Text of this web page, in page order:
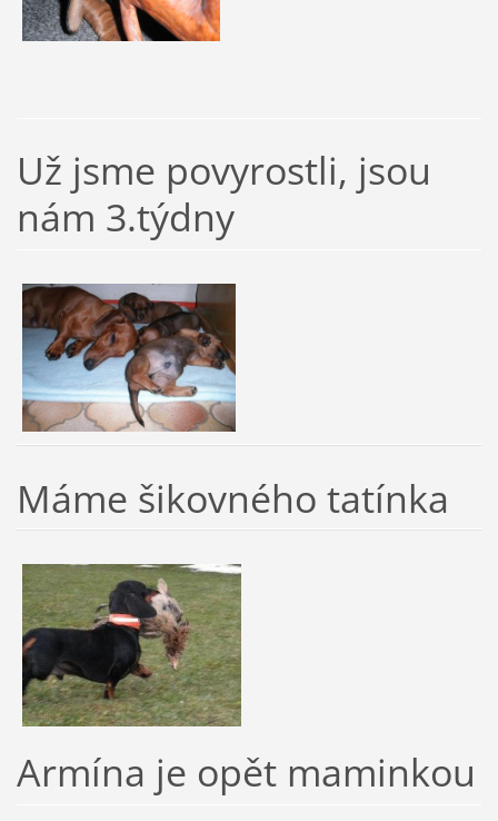
Už jsme povyrostli, jsou
nám 3.týdny
Máme šikovného tatínka
Armína je opět maminkou